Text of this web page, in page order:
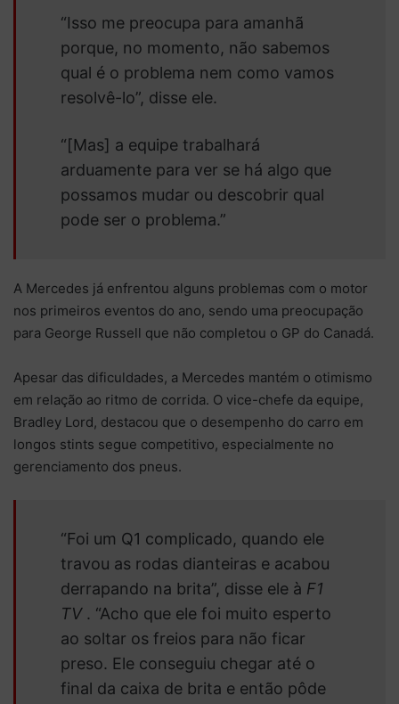
“Isso me preocupa para amanhã
porque, no momento, não sabemos
qual é o problema nem como vamos
resolvê-lo”, disse ele.
“[Mas] a equipe trabalhará
arduamente para ver se há algo que
possamos mudar ou descobrir qual
pode ser o problema.”
A Mercedes já enfrentou alguns problemas com o motor
nos primeiros eventos do ano, sendo uma preocupação
para George Russell que não completou o GP do Canadá.
Apesar das dificuldades, a Mercedes mantém o otimismo
em relação ao ritmo de corrida. O vice-chefe da equipe,
Bradley Lord, destacou que o desempenho do carro em
longos stints segue competitivo, especialmente no
gerenciamento dos pneus.
“Foi um Q1 complicado, quando ele
travou as rodas dianteiras e acabou
derrapando na brita”, disse ele à F1
TV. “Acho que ele foi muito esperto
ao soltar os freios para não ficar
preso. Ele conseguiu chegar até o
final da caixa de brita e então pôde